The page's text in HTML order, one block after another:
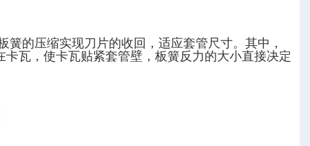
的压缩实现刀片的收回，适应套管尺寸。其中，
瓦，使卡瓦贴紧套管壁，板簧反力的大小直接决定